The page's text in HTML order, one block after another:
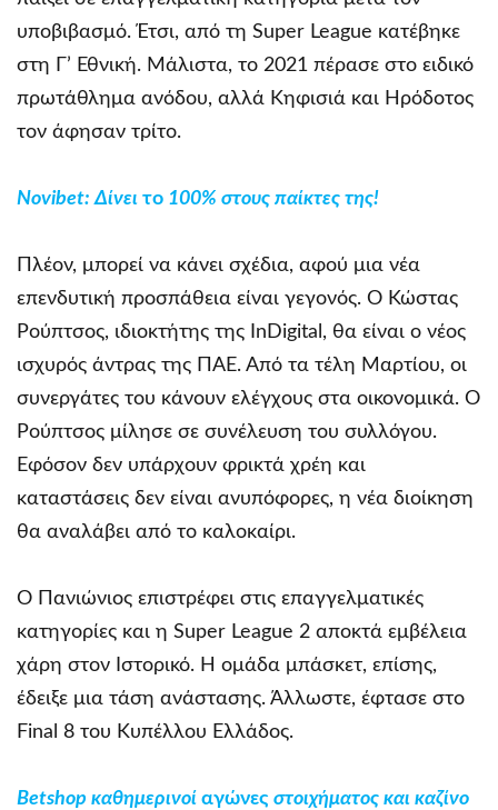
υποβιβασμό. Έτσι, από τη Super League κατέβηκε
στη Γ’ Εθνική. Μάλιστα, το 2021 πέρασε στο ειδικό
πρωτάθλημα ανόδου, αλλά Κηφισιά και Ηρόδοτος
τον άφησαν τρίτο.
Novibet: Δίνει το 100% στους παίκτες της!
Πλέον, μπορεί να κάνει σχέδια, αφού μια νέα
επενδυτική προσπάθεια είναι γεγονός. Ο Κώστας
Ρούπτσος, ιδιοκτήτης της InDigital, θα είναι ο νέος
ισχυρός άντρας της ΠΑΕ. Από τα τέλη Μαρτίου, οι
συνεργάτες του κάνουν ελέγχους στα οικονομικά. Ο
Ρούπτσος μίλησε σε συνέλευση του συλλόγου.
Εφόσον δεν υπάρχουν φρικτά χρέη και
καταστάσεις δεν είναι ανυπόφορες, η νέα διοίκηση
θα αναλάβει από το καλοκαίρι.
Ο Πανιώνιος επιστρέφει στις επαγγελματικές
κατηγορίες και η Super League 2 αποκτά εμβέλεια
χάρη στον Ιστορικό. Η ομάδα μπάσκετ, επίσης,
έδειξε μια τάση ανάστασης. Άλλωστε, έφτασε στο
Final 8 του Κυπέλλου Ελλάδος.
Betshop καθημερινοί αγώνες στοιχήματος και καζίνο